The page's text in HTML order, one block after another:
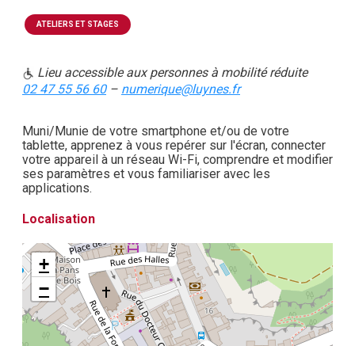
ATELIERS ET STAGES
Lieu accessible aux personnes à mobilité réduite
02 47 55 56 60– numerique@luynes.fr
Muni/Munie de votre smartphone et/ou de votre
tablette, apprenez à vous repérer sur l'écran, connecter
votre appareil à un réseau Wi-Fi, comprendre et modifier
ses paramètres et vous familiariser avec les
applications.
Localisation
+
−